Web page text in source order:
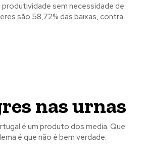
sem necessidade de
são 58,72% das baixas, contra
nas urnas
é um produto dos media. Que
é que não é bem verdade.